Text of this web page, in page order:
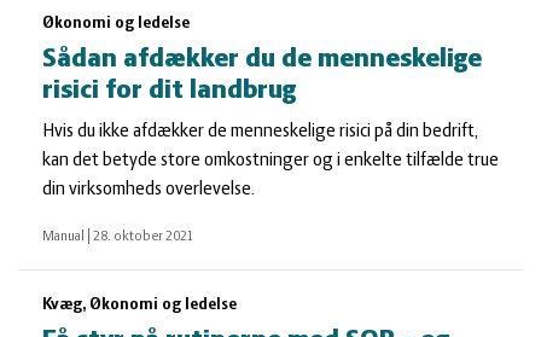
Økonomi og ledelse
Sådan afdækker du de menneskelige
risici for dit landbrug
Hvis du ikke afdækker de menneskelige risici på din bedrift,
kan det betyde store omkostninger og i enkelte tilfælde true
din virksomheds overlevelse.
Manual 28. oktober 2021
Kvæg, Økonomi og ledelse